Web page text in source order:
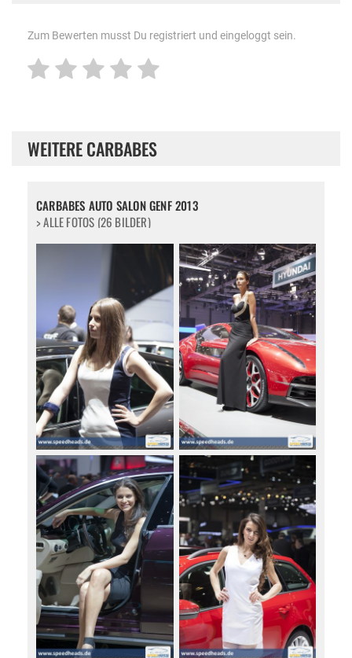
Zum Bewerten musst Du registriert und eingeloggt sein.
WEITERE CARBABES
CARBABES AUTO SALON GENF 2013
> ALLE FOTOS (26 BILDER)